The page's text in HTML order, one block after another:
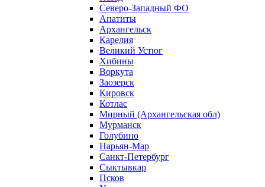
Северо-Западный ФО
Апатиты
Архангельск
Карелия
Великий Устюг
Хибины
Воркута
Заозерск
Кировск
Котлас
Мирный (Архангельская обл)
Мурманск
Голубино
Нарьян-Мар
Санкт-Петербург
Сыктывкар
Псков